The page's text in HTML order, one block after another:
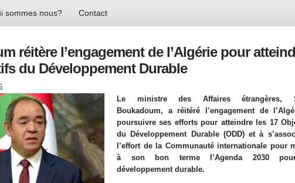
sommes nous? Contact
réitère l’engagement de l’Algérie pour
du Développement Durable
Le ministre des Affaires étrangères,
Boukadoum, a réitéré l’engagement de
poursuivre ses efforts pour atteindre les 17
du Développement Durable (ODD) et à
l’effort de la Communauté internationale pour
à son bon terme l’Agenda 2030
développement durable.